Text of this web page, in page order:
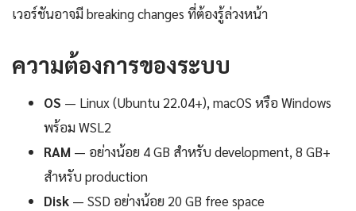
เวอร์ชันอาจมี breaking changes ที่ต้องรู้ล่วงหน้า
ความต้องการของระบบ
OS — Linux (Ubuntu 22.04+), macOS หรือ Windows
พร้อม WSL2
RAM — อย่างน้อย 4 GB สำหรับ development, 8 GB+
สำหรับ production
Disk — SSD อย่างน้อย 20 GB free space